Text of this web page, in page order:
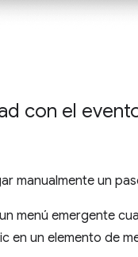
con el
manualmente un
menú emergente
en un elemento de